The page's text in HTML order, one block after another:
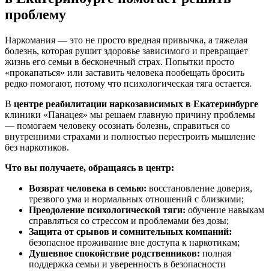
проблему
Наркомания — это не просто вредная привычка, а тяжелая
болезнь, которая рушит здоровье зависимого и превращает
жизнь его семьи в бесконечный страх. Попытки просто
«прокапаться» или заставить человека пообещать бросить
редко помогают, потому что психологическая тяга остается.
В центре реабилитации наркозависимых в Екатеринбурге
клиники «Панацея» мы решаем главную причину проблемы
— помогаем человеку осознать болезнь, справиться со
внутренними страхами и полностью перестроить мышление
без наркотиков.
Что вы получаете, обращаясь в центр:
Возврат человека в семью: восстановление доверия,
трезвого ума и нормальных отношений с близкими;
Преодоление психологической тяги: обучение навыкам
справляться со стрессом и проблемами без дозы;
Защита от срывов и сомнительных компаний:
безопасное проживание вне доступа к наркотикам;
Душевное спокойствие родственников: полная
поддержка семьи и уверенность в безопасности